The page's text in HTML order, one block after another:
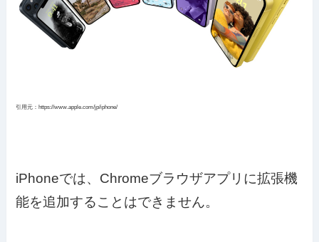
引用元：https://www.apple.com/jp/iphone/
iPhoneでは、Chromeブラウザアプリに拡張機
能を追加することはできません。